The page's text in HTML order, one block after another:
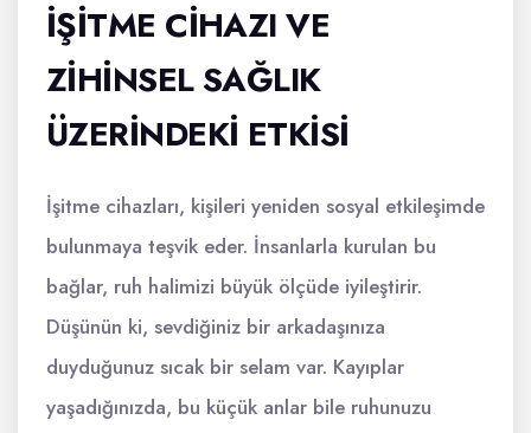
İŞITME CIHAZI VE
ZIHINSEL SAĞLIK
ÜZERINDEKI ETKISI
İşitme cihazları, kişileri yeniden sosyal etkileşimde
bulunmaya teşvik eder. İnsanlarla kurulan bu
bağlar, ruh halimizi büyük ölçüde iyileştirir.
Düşünün ki, sevdiğiniz bir arkadaşınıza
duyduğunuz sıcak bir selam var. Kayıplar
yaşadığınızda, bu küçük anlar bile ruhunuzu